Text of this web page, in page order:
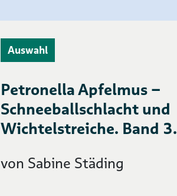
Auswahl
Petronella Apfelmus –
Schneeballschlacht und
Wichtelstreiche. Band 3.
von Sabine Städing